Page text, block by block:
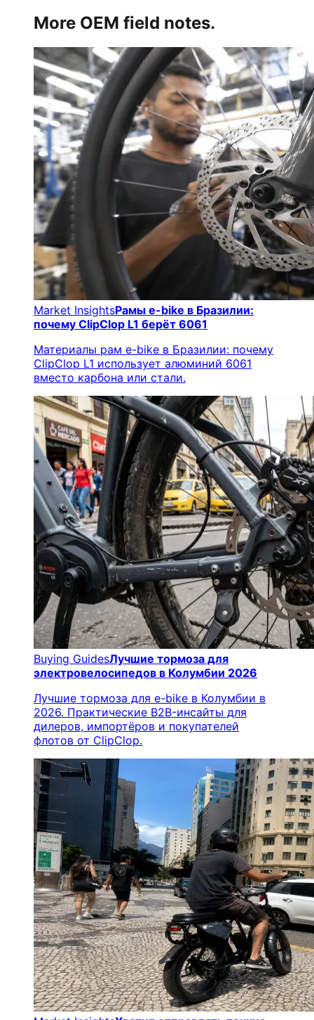
More OEM field notes.
Market InsightsРамы e-bike в Бразилии:
почему ClipClop L1 берёт 6061
Материалы рам e-bike в Бразилии: почему
ClipClop L1 использует алюминий 6061
вместо карбона или стали.
Buying GuidesЛучшие тормоза для
электровелосипедов в Колумбии 2026
Лучшие тормоза для e-bike в Колумбии в
2026. Практические B2B-инсайты для
дилеров, импортёров и покупателей
флотов от ClipClop.